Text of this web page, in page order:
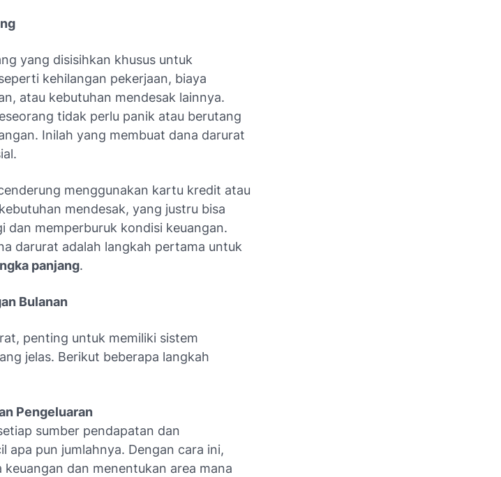
yang disisihkan khusus untuk
kehilangan pekerjaan, biaya
atau kebutuhan mendesak lainnya.
tidak perlu panik atau berutang
Inilah yang membuat dana darurat
menggunakan kartu kredit atau
mendesak, yang justru bisa
dan memperburuk kondisi keuangan.
darurat adalah langkah pertama untuk
panjang.
Bulanan
penting untuk memiliki sistem
jelas. Berikut beberapa langkah
Pengeluaran
sumber pendapatan dan
apa pun jumlahnya. Dengan cara ini,
dan menentukan area mana